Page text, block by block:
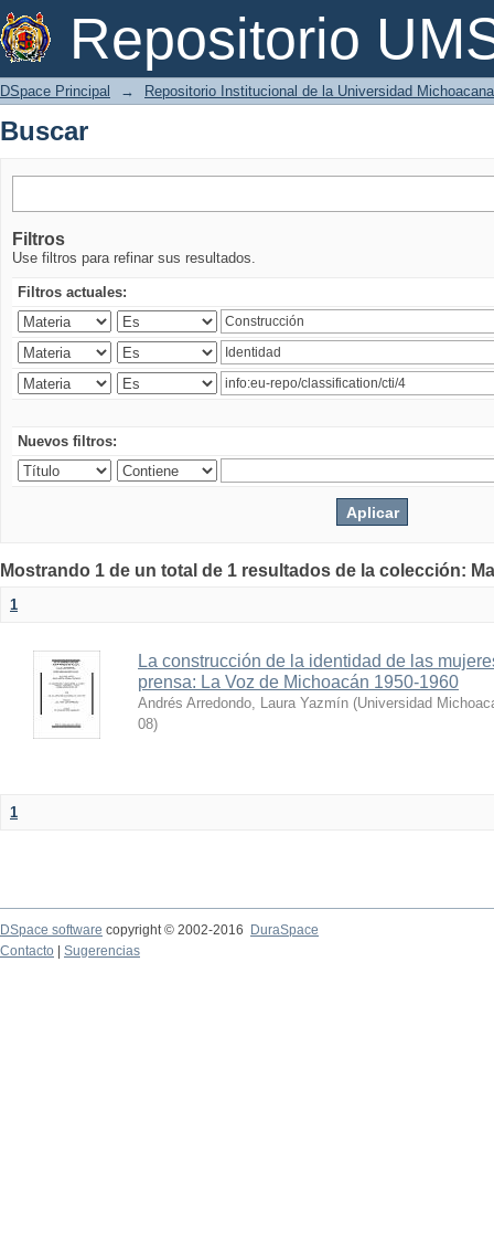
Repositorio
Buscar
DSpace Principal → Repositorio Institucional de la Universidad
Buscar
Filtros
Use filtros para refinar sus resultados.
Filtros actuales:
Nuevos filtros:
Mostrando 1 de un total de 1 resultados de la colección:
1
La construcción de la identidad de las
prensa: La Voz de Michoacán 1950-1960
Andrés Arredondo, Laura Yazmín (Universidad
08)
1
DSpace software copyright © 2002-2016
DuraSpace
Contacto
Sugerencias